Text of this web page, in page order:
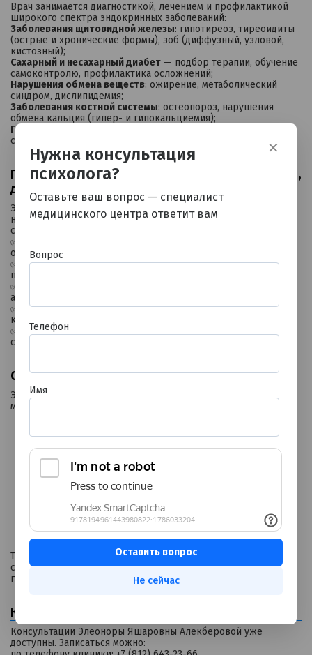
Врач занимается диагностикой, лечением и профилактикой
широкого спектра эндокринных заболеваний:
Заболевания щитовидной железы: гипотиреоз, тиреоидиты
(острые и хронические формы), зоб (диффузный, узловой,
кистозный);
Сахарный и несахарный диабет — подбор терапии, обучение
самоконтролю, профилактика осложнений;
Нарушения обмена веществ: ожирение, метаболический
синдром, дислипидемия;
Заболевания костной системы: остеопороз, нарушения
обмена кальция (гипер- и гипокальциемия);
Гормональные дисбалансы
состояние кожи и общее самочувствие.
Подход к лечению: комплексно, индивидуально,
доказательно
Элеонора Яшаровна убеждена: эффективное лечение
начинается с понимания причин, а не просто с коррекции
симптомов. В своей практике она:
✅ проводит тщательную диагностику с учётом анамнеза,
образа жизни и сопутствующих заболеваний;
✅ опирается на современные клинические рекомендации и
принципы доказательной медицины;
✅ разрабатывает персонализированные схемы терапии с
акцентом на безопасность и долгосрочный результат;
✅ сопровождает пациента на всех этапах: от первичной
консультации до стабилизации показателей;
✅ при необходимости взаимодействует со смежными
специалистами для комплексного подхода к здоровью.
Образование и квалификация
Элеонора Яшаровна прошла подготовку в одном из ведущих
медицинских вузов России:
2020 г.— Уральский государственный медицинский
университет, специальность «Лечебное дело»;
2022 г.
специальности «Эндокринология» на базе УГМУ;
2022 г.— дополнительная специализация «Детская
Такая база позволяет врачу работать как со взрослыми, так и
с юными пациентами, учитывая возрастные особенности
гормональной регуляции.
Как записаться на приём?
Консультации Элеоноры Яшаровны Алекберовой уже
доступны. Записаться можно:
✕
Нужна консультация
психолога?
Оставьте ваш вопрос — специалист
медицинского центра ответит вам
Вопрос
Телефон
Имя
Не сейчас